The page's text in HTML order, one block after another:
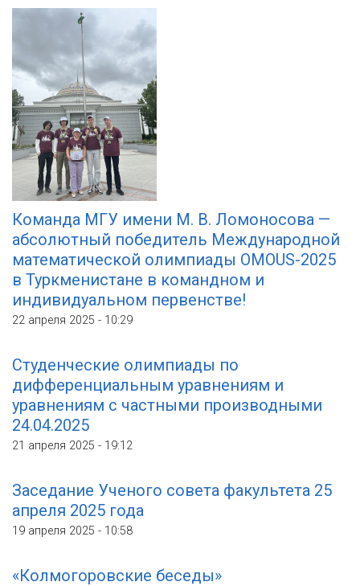
Команда МГУ имени М. В. Ломоносова —
абсолютный победитель Международной
математической олимпиады OMOUS-2025
в Туркменистане в командном и
индивидуальном первенстве!
22 апреля 2025 - 10:29
Студенческие олимпиады по
дифференциальным уравнениям и
уравнениям с частными производными
24.04.2025
21 апреля 2025 - 19:12
Заседание Ученого совета факультета 25
апреля 2025 года
19 апреля 2025 - 10:58
«Колмогоровские беседы»